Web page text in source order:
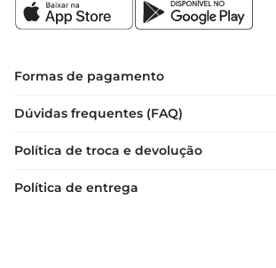
Formas de pagamento
Dúvidas frequentes (FAQ)
Política de troca e devolução
Política de entrega